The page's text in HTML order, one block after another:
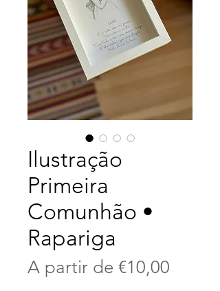
Ilustração
Primeira
Comunhão •
Rapariga
A partir de €10,00